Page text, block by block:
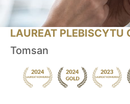
LAUREAT PLEBISCYTU
Tomsan